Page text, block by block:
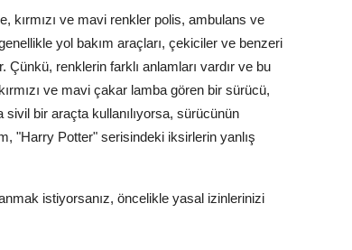
kırmızı ve mavi renkler polis, ambulans ve
yol bakım araçları, çekiciler ve benzeri
Çünkü, renklerin farklı anlamları vardır ve bu
ve mavi çakar lamba gören bir sürücü,
bir araçta kullanılıyorsa, sürücünün
"Harry Potter" serisindeki iksirlerin yanlış
istiyorsanız, öncelikle yasal izinlerinizi